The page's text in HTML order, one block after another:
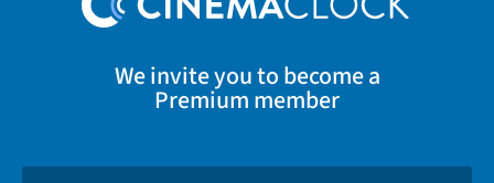
We invite you to become a
Premium member